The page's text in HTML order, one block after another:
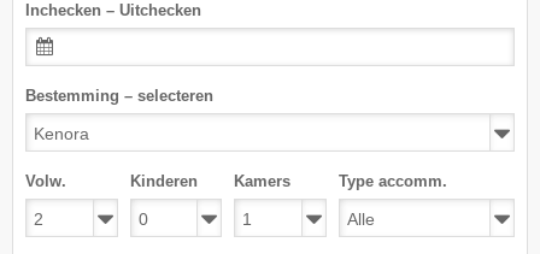
Inchecken – Uitchecken
Bestemming – selecteren
Volw. Kinderen Kamers Type accomm.